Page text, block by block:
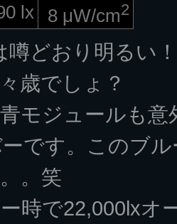
lx 8 μW/cm2
噂どおり明るい
歳でしょ？
モジュールも
です。このブ
。笑
時で22,000lxオ